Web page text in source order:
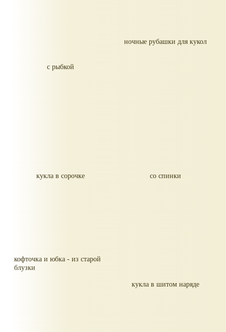
с рыбкой
ночные рубашки для кукол
кукла в сорочке со спинки
кофточка и юбка - из старой
блузки
кукла в шитом наряде